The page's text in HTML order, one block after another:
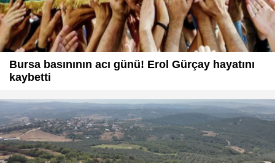
Bursa basınının acı günü! Erol Gürçay hayatını
kaybetti